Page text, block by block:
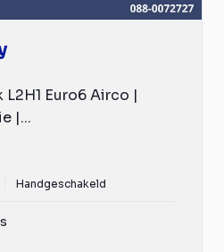
L2H1 Euro6 Airco |
|...
Handgeschakeld